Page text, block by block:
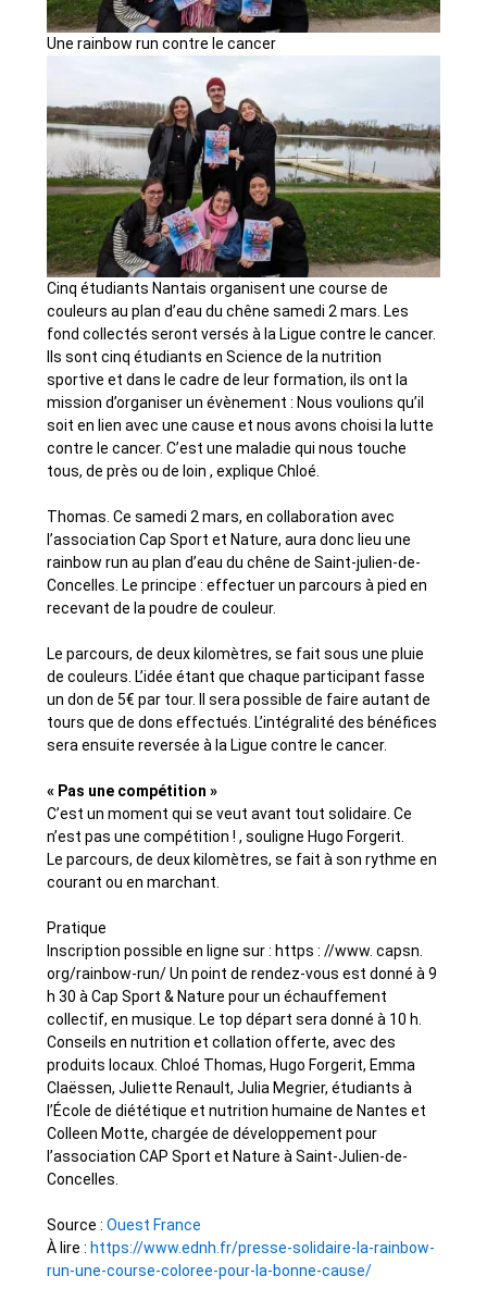
Une rainbow run contre le cancer
Cinq étudiants Nantais organisent une course de
couleurs au plan d’eau du chêne samedi 2 mars. Les
fond collectés seront versés à la Ligue contre le cancer.
Ils sont cinq étudiants en Science de la nutrition
sportive et dans le cadre de leur formation, ils ont la
mission d’organiser un évènement : Nous voulions qu’il
soit en lien avec une cause et nous avons choisi la lutte
contre le cancer. C’est une maladie qui nous touche
tous, de près ou de loin , explique Chloé.
Thomas. Ce samedi 2 mars, en collaboration avec
l’association Cap Sport et Nature, aura donc lieu une
rainbow run au plan d’eau du chêne de Saint-julien-de-
Concelles. Le principe : effectuer un parcours à pied en
recevant de la poudre de couleur.
Le parcours, de deux kilomètres, se fait sous une pluie
de couleurs. L’idée étant que chaque participant fasse
un don de 5€ par tour. Il sera possible de faire autant de
tours que de dons effectués. L’intégralité des bénéfices
sera ensuite reversée à la Ligue contre le cancer.
« Pas une compétition »
C’est un moment qui se veut avant tout solidaire. Ce
n’est pas une compétition ! , souligne Hugo Forgerit.
Le parcours, de deux kilomètres, se fait à son rythme en
courant ou en marchant.
Pratique
Inscription possible en ligne sur : https : //www. capsn.
org/rainbow-run/ Un point de rendez-vous est donné à 9
h 30 à Cap Sport & Nature pour un échauffement
collectif, en musique. Le top départ sera donné à 10 h.
Conseils en nutrition et collation offerte, avec des
produits locaux. Chloé Thomas, Hugo Forgerit, Emma
Claëssen, Juliette Renault, Julia Megrier, étudiants à
l’École de diététique et nutrition humaine de Nantes et
Colleen Motte, chargée de développement pour
l’association CAP Sport et Nature à Saint-Julien-de-
Concelles.
Source : Ouest France
À lire : https://www.ednh.fr/presse-solidaire-la-rainbow-
run-une-course-coloree-pour-la-bonne-cause/